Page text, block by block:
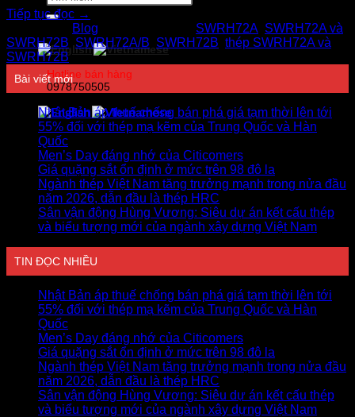
kiếm:
Hotline bán hàng
0978750505
Tiếp tục đọc →
Blog SWRH72A SWRH72A và
SWRH72B ,SWRH72A/B SWRH72B thép SWRH72A và
SWRH72B
Bài viết mới
Nhật Bản áp thuế chống bán phá giá tạm thời lên tới
55% đối với thép mạ kẽm của Trung Quốc và Hàn
Quốc
Men’s Day đáng nhớ của Citicomers
Giá quặng sắt ổn định ở mức trên 98 đô la
Ngành thép Việt Nam tăng trưởng mạnh trong nửa đầu
năm 2026, dẫn đầu là thép HRC
Sân vận động Hùng Vương: Siêu dự án kết cấu thép
và biểu tượng mới của ngành xây dựng Việt Nam
TIN ĐỌC NHIỀU
Nhật Bản áp thuế chống bán phá giá tạm thời lên tới
55% đối với thép mạ kẽm của Trung Quốc và Hàn
Quốc
Men’s Day đáng nhớ của Citicomers
Giá quặng sắt ổn định ở mức trên 98 đô la
Ngành thép Việt Nam tăng trưởng mạnh trong nửa đầu
năm 2026, dẫn đầu là thép HRC
Sân vận động Hùng Vương: Siêu dự án kết cấu thép
và biểu tượng mới của ngành xây dựng Việt Nam